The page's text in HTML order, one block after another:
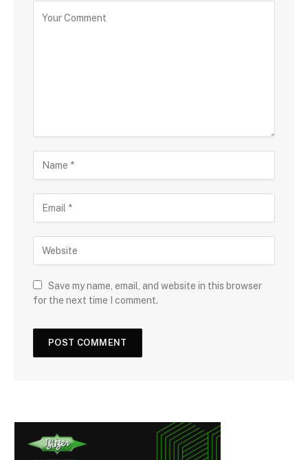
Save my name, email, and website in this browser
for the next time I comment.